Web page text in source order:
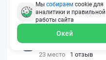
ERGO AXA
22 место 2 отзыва
Oxy Travel Premium
23 место 1 отзыв
Мы собираем cookie для
аналитики и правильной
работы сайта
Окей